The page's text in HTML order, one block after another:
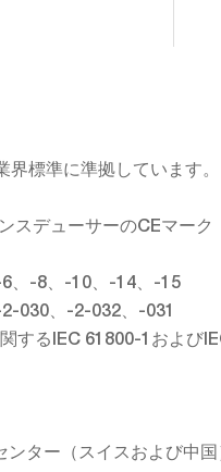
標準に準拠しています。
スデューサーのCEマーク
、-8、-10、-14、-15
030、-2-032、-031
するIEC 61800-1および
ター（スイスおよび中